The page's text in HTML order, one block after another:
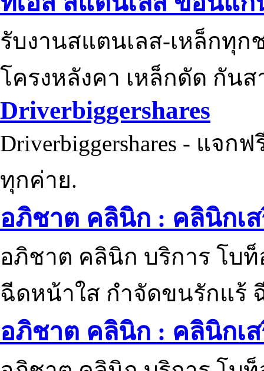
รับงานสแตนเลส-เหล็กทุ
โครงหลังคา เหล็กดัด กัน
Driverbiggershares
Driverbiggershares - แจก
ทุกค่าย.
อภิชาต คลินิก : คลินิกเ
อภิชาต คลินิก บริการ โบ
ฉีดหน้าใส กำจัดขนรักแร้
อภิชาต คลินิก : คลินิกเ